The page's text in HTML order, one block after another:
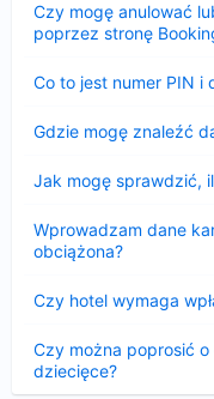
Czy mogę anulować
poprzez stronę
Co to jest numer PIN i
Gdzie mogę znaleźć
Jak mogę sprawdzić,
Wprowadzam dane
obciążona?
Czy hotel wymaga
Czy można poprosić o
dziecięce?